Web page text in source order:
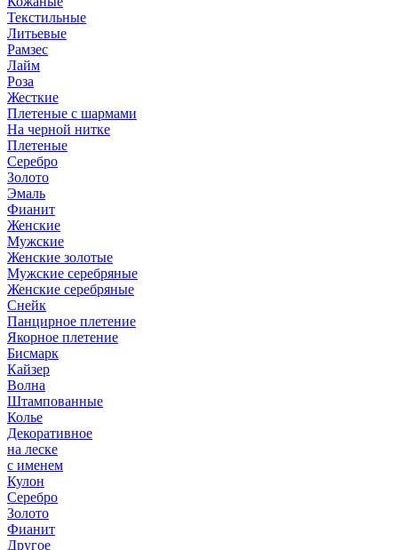
Текстильные
Литьевые
Рамзес
Лайм
Роза
Жесткие
Плетеные с шармами
На черной нитке
Плетеные
Серебро
Золото
Эмаль
Фианит
Женские
Мужские
Женские золотые
Мужские серебряные
Женские серебряные
Снейк
Панцирное плетение
Якорное плетение
Бисмарк
Кайзер
Волна
Штампованные
Колье
Декоративное
на леске
с именем
Кулон
Серебро
Золото
Фианит
Другое